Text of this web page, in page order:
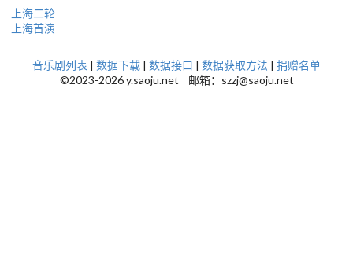
上海二轮
上海首演
音乐剧列表 | 数据下载 | 数据接口 | 数据获取方法 | 捐赠名单
©2023-2026 y.saoju.net 邮箱：szzj@saoju.net